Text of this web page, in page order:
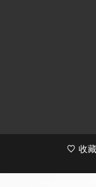
收藏